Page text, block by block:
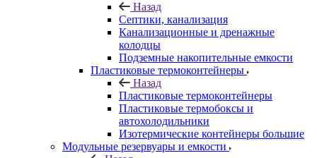
Назад
Септики, канализация
Канализационные и дренажные
колодцы
Подземные накопительные емкости
Пластиковые термоконтейнеры
Назад
Пластиковые термоконтейнеры
Пластиковые термобоксы и
автохолодильники
Изотермические контейнеры большие
Модульные резервуары и емкости